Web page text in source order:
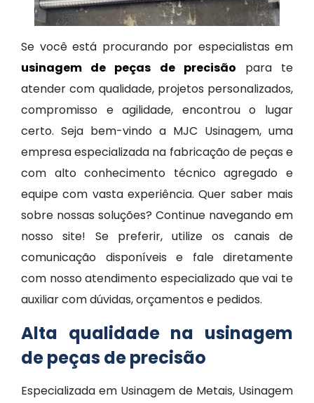
Se você está procurando por especialistas em
usinagem de peças de precisão para te
atender com qualidade, projetos personalizados,
compromisso e agilidade, encontrou o lugar
certo. Seja bem-vindo a MJC Usinagem, uma
empresa especializada na fabricação de peças e
com alto conhecimento técnico agregado e
equipe com vasta experiência. Quer saber mais
sobre nossas soluções? Continue navegando em
nosso site! Se preferir, utilize os canais de
comunicação disponíveis e fale diretamente
com nosso atendimento especializado que vai te
auxiliar com dúvidas, orçamentos e pedidos.
Alta qualidade na usinagem
de peças de precisão
Especializada em Usinagem de Metais, Usinagem